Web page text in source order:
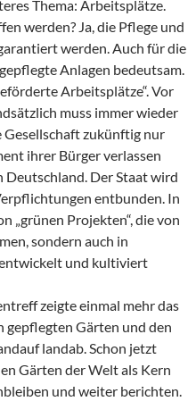
Thema: Arbeitsplätze.
werden? Ja, die Pflege und
werden. Auch für die
Anlagen bedeutsam.
Arbeitsplätze“. Vor
muss immer wieder
Gesellschaft zukünftig nur
ihrer Bürger verlassen
Deutschland. Der Staat wird
entbunden. In
„grünen Projekten“, die von
sondern auch in
und kultiviert
zeigte einmal mehr das
gepflegten Gärten und den
landab. Schon jetzt
Gärten der Welt als Kern
und weiter berichten.